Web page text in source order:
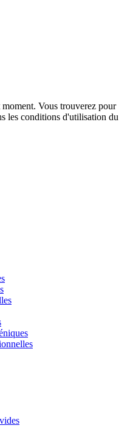
Vous trouverez pour
les conditions d'utilisation du